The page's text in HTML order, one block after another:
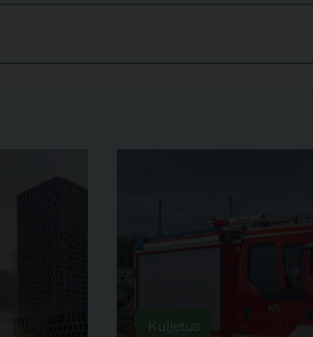
Kuljetus